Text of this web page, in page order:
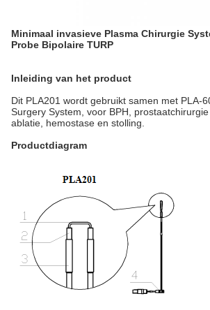
Minimaal invasieve Plasma Chirurgie
Probe Bipolaire TURP
Inleiding van het product
Dit PLA201 wordt gebruikt samen met PLA-
Surgery System, voor BPH, prostaatchirurgie
ablatie, hemostase en stolling.
Productdiagram